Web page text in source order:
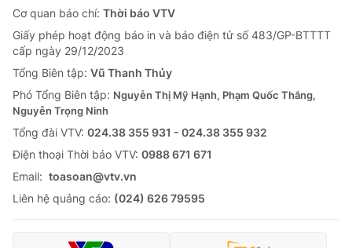
Cơ quan báo chí: Thời báo VTV
Giấy phép hoạt động báo in và báo điện tử số 483/GP-BTTTT
cấp ngày 29/12/2023
Tổng Biên tập: Vũ Thanh Thủy
Phó Tổng Biên tập: Nguyễn Thị Mỹ Hạnh, Phạm Quốc Thắng,
Nguyễn Trọng Ninh
Tổng đài VTV: 024.38 355 931 - 024.38 355 932
Ðiện thoại Thời báo VTV: 0988 671 671
Email: toasoan@vtv.vn
Liên hệ quảng cáo: (024) 626 79595